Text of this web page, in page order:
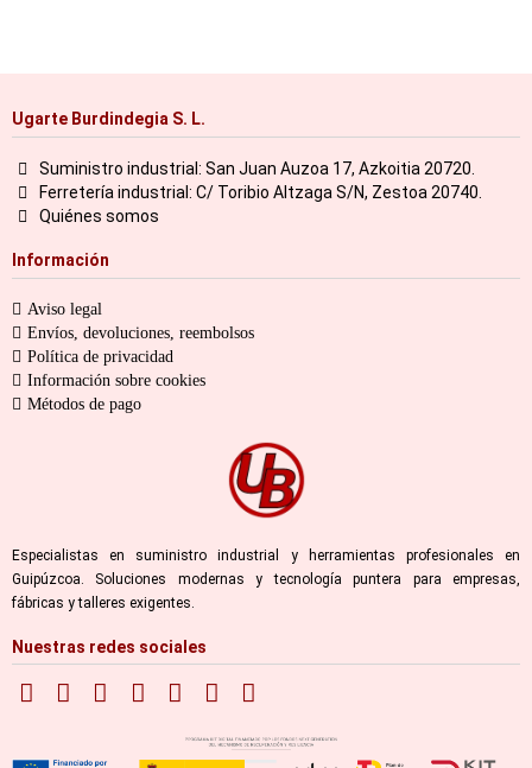
Ugarte Burdindegia S. L.
Suministro industrial: San Juan Auzoa 17, Azkoitia 20720.
Ferretería industrial: C/ Toribio Altzaga S/N, Zestoa 20740.
Quiénes somos
Información
Aviso legal
Envíos, devoluciones, reembolsos
Política de privacidad
Información sobre cookies
Métodos de pago
Especialistas en suministro industrial y herramientas profesionales en
Guipúzcoa. Soluciones modernas y tecnología puntera para empresas,
fábricas y talleres exigentes.
Nuestras redes sociales